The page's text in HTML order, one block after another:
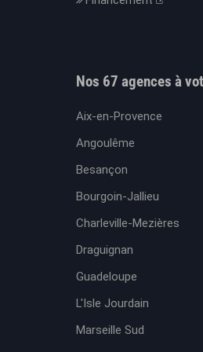
Nos 67 agences à
Aix-en-Provence
Angoulême
Besançon
Bourgoin-Jallieu
Charleville-Mezières
Draguignan
Guadeloupe
L'Isle Jourdain
Marseille Sud